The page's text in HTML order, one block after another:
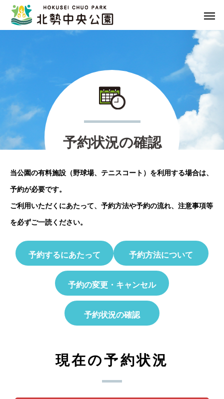
予約状況の確認
当公園の有料施設（野球場、テニスコート）を利用する場合は、
予約が必要です。
ご利用いただくにあたって、予約方法や予約の流れ、注意事項等
を必ずご一読ください。
予約するにあたって 予約方法について
予約の変更・キャンセル
予約状況の確認
現在の予約状況